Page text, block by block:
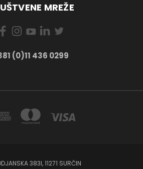
MREŽE
(0)11 436 0299
383I, 11271 SURČIN